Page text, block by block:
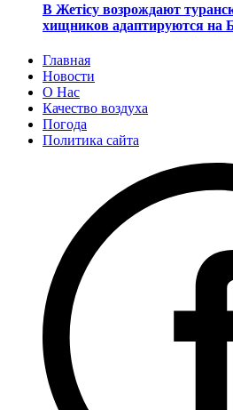
В Жетісу возрождают
хищников адаптируются на
Главная
Новости
О Нас
Качество воздуха
Погода
Политика сайта